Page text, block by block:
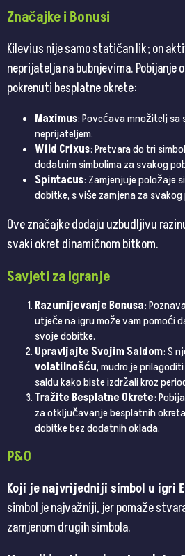
Značajke i Bonusi
Kilevius nije samo statičan lik; on
neprijatelja na bubnjevima. Pobijanje
pokrenuti besplatne okrete:
Maximus: Povećava množitelj sa
neprijateljem.
Wild Crixus: Pretvara do tri
dodatnim simbolima za svakog
Spintacus: Zamjenjuje položaje
dobitke, s više zamjena za
Ove značajke dodaju uzbudljivu
svaki okret dinamičnom bitkom.
Savjeti za Igranje
Razumijevanje Bonusa:
utječe na igru može vam pomoći
svoje dobitke.
Upravljajte Svojim Saldom: S
volatilnošću, mudro je
saldu kako biste izdržali kroz
Tražite Besplatne Okrete:
za otključavanje besplatnih
dobitke bez dodatnih oklada.
P&O
Koji je najvrijedniji simbol u igri
simbol je najvažniji, jer pomaže
zamjenom drugih simbola.